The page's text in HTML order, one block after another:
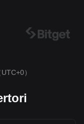
UTC+0）